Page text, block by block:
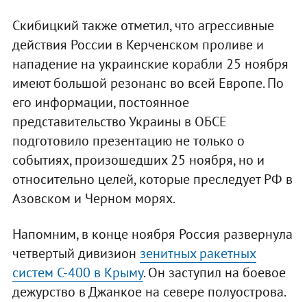
Скибицкий также отметил, что агрессивные
действия России в Керченском проливе и
нападение на украинские корабли 25 ноября
имеют большой резонанс во всей Европе. По
его информации, постоянное
представительство Украины в ОБСЕ
подготовило презентацию не только о
событиях, произошедших 25 ноября, но и
относительно целей, которые преследует РФ в
Азовском и Черном морях.
Напомним, в конце ноября Россия развернула
четвертый дивизион зенитных ракетных
систем С-400 в Крыму. Он заступил на боевое
дежурство в Джанкое на севере полуострова.